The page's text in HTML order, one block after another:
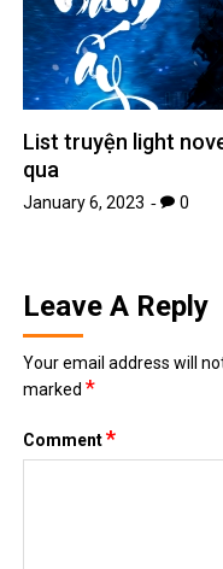
List truyện light
qua
January 6, 2023 0
Leave A Reply
Your email address will
marked*
Comment*